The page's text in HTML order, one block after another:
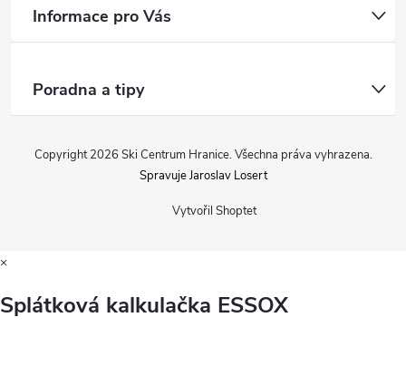
Informace pro Vás
Poradna a tipy
Vytvořil Shoptet
Copyright 2026 Ski Centrum Hranice. Všechna práva vyhrazena.
Spravuje Jaroslav Losert
×
Splátková kalkulačka ESSOX